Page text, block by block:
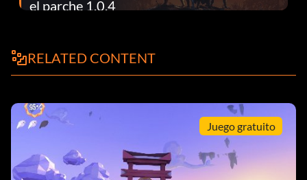
el parche 1.0.4
RELATED CONTENT
Juego gratuito